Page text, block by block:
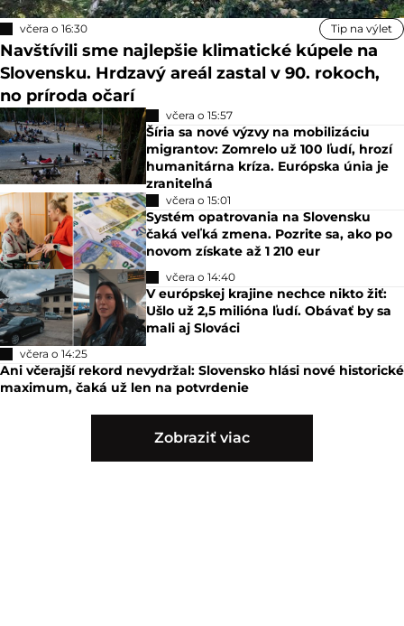
včera o 16:30 Tip na výlet
Navštívili sme najlepšie klimatické kúpele na
Slovensku. Hrdzavý areál zastal v 90. rokoch,
no príroda očarí
včera o 15:57
Šíria sa nové výzvy na mobilizáciu
migrantov: Zomrelo už 100 ľudí, hrozí
humanitárna kríza. Európska únia je
zraniteľná
včera o 15:01
Systém opatrovania na Slovensku
čaká veľká zmena. Pozrite sa, ako po
novom získate až 1 210 eur
včera o 14:40
V európskej krajine nechce nikto žiť:
Ušlo už 2,5 milióna ľudí. Obávať by sa
mali aj Slováci
včera o 14:25
Ani včerajší rekord nevydržal: Slovensko hlási nové historické
maximum, čaká už len na potvrdenie
Zobraziť viac